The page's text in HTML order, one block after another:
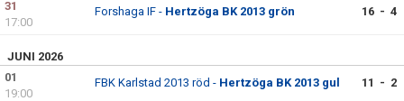
31
17:00
Forshaga IF - Hertzöga BK 2013 grön 16 - 4
JUNI 2026
01
19:00
FBK Karlstad 2013 röd - Hertzöga BK 2013 gul 11 - 2